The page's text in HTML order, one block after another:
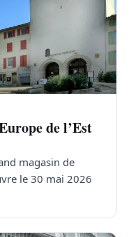
de l’Est
magasin de
le 30 mai 2026